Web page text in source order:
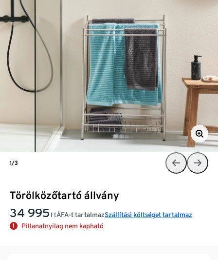
Törölközőtartó állvány
34 995 FtÁFA-t tartalmazSzállítási költséget tartalmaz
Pillanatnyilag nem kapható
1/3